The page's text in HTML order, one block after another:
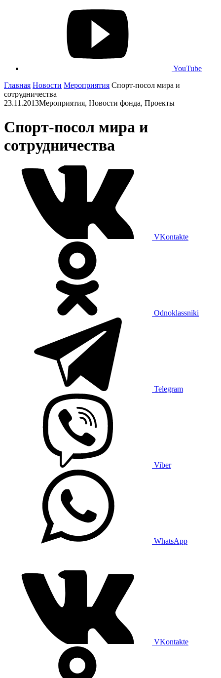
YouTube
Главная Новости Мероприятия Спорт-посол мира и
сотрудничества
23.11.2013Мероприятия, Новости фонда, Проекты
Спорт-посол мира и
сотрудничества
VKontakte
Odnoklassniki
Telegram
Viber
WhatsApp
VKontakte